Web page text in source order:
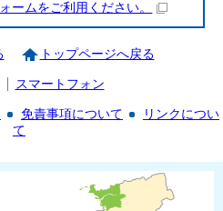
ームをご利用ください。
トップページへ戻る
スマートフォン
免責事項について
リンクについ
て